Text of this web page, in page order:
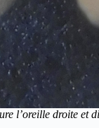
l’oreille droite et